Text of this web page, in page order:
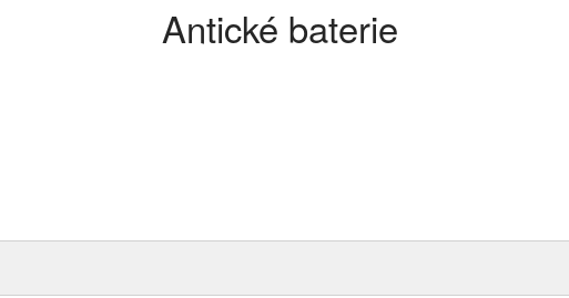
Antické baterie